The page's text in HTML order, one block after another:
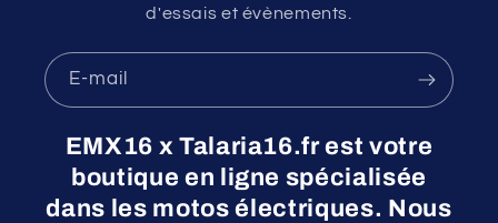
d'essais et évènements.
E-mail
EMX16 x Talaria16.fr est votre
boutique en ligne spécialisée
dans les motos électriques. Nous